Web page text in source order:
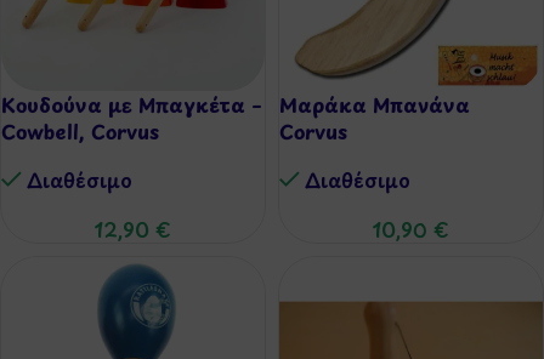
Κουδούνα με Μπαγκέτα –
Cowbell, Corvus
Διαθέσιμo
12,90 €
Μαράκα Μπανάνα
Corvus
Διαθέσιμo
10,90 €